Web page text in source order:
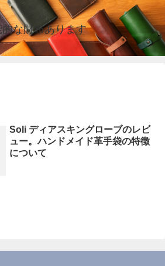
的な財布あります
Soli ディアスキングローブのレビ
ュー。ハンドメイド革手袋の特徴
について